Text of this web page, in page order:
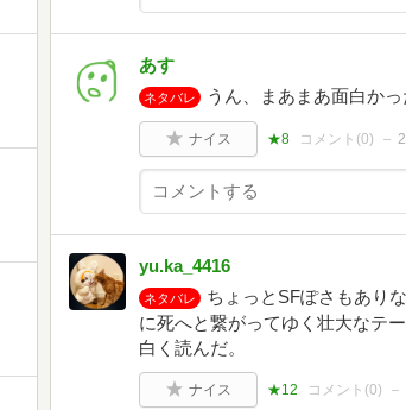
あす
ネタバレ うん、まあまあ面白か
ナイス ★8 コメント(0)
yu.ka_4416
ネタバレ
ちょっとSFぽさもあり
に死へと繋がってゆく壮大なテ
白く読んだ。
ナイス ★12 コメント(0)